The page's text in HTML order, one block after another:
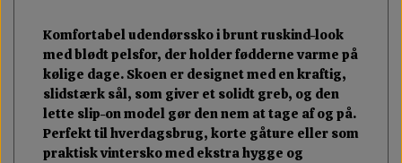
Komfortabel udendørssko i brunt ruskind-look
med blødt pelsfor, der holder fødderne varme på
kølige dage. Skoen er designet med en kraftig,
slidstærk sål, som giver et solidt greb, og den
lette slip-on model gør den nem at tage af og på.
Perfekt til hverdagsbrug, korte gåture eller som
praktisk vintersko med ekstra hygge og